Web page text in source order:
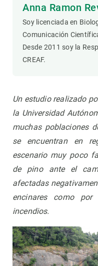
Anna Ramon
Soy licenciada en
Comunicación
Desde 2011 soy la
CREAF.
Un estudio realizado
la Universidad
muchas poblaciones
se encuentran en
escenario muy poco
de pino ante el
afectadas
encinares como
incendios.